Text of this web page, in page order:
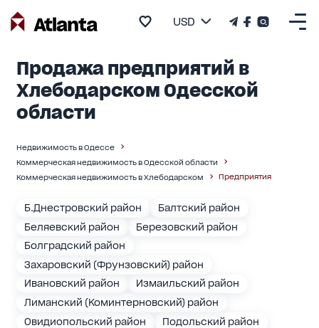
USD
Продажа предприятий в
Хлебодарском Одесской
области
Недвижимость в Одессе
Коммерческая недвижимость в Одесской области
Коммерческая недвижимость в Хлебодарском
Предприятия
Б.Днестровский район
Балтский район
Беляевский район
Березовский район
Болградский район
Захаровский (Фрунзовский) район
Ивановский район
Измаильский район
Лиманский (Коминтерновский) район
Овидиопольский район
Подольский район